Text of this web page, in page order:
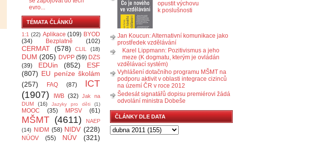
evro...
TÉMATA ČLÁNKŮ
1:1 (22) Aplikace (109) BYOD
(34)
Bezplatně (102)
CERMAT (578) CLIL (18)
DUM (205) DVPP (59) DZS
(39)
EDUin (852)
ESF
(807) EU peníze školám
(257)
FAQ (87)
ICT
(1907)
IWB (32) Jak na
DUM
(16) Jazyky pro děti (1)
MOOC (35) MPSV (61)
MŠMT (4611)
NAEP
(14)
NIDM (58) NIDV (228)
NÚOV (55) NÚV (321)
opustit výchovu
k poslušnosti
Jan Koucun: Alternativní komunikace jako
prostředek vzdělávání
Karel Lippmann: Pozitivismus a jeho
meze (K dogmatu, kterým je ovládán
vzdělávací systém)
Vyhlášení dotačního programu MŠMT na
podporu aktivit v oblasti integrace cizinců
na území ČR v roce 2012
Šedesát signatářů dopisu premiérovi žádá
odvolání ministra Dobeše
ČLÁNKY DLE DATA